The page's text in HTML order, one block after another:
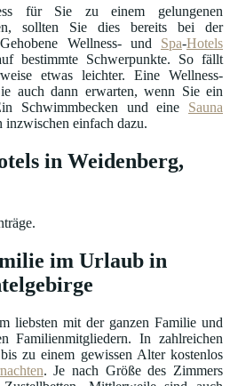
für Sie zu einem gelungenen
sollten Sie dies bereits bei der
Wellness- und Spa-Hotels
bestimmte Schwerpunkte. So fällt
etwas leichter. Eine Wellness-
auch dann erwarten, wenn Sie ein
Schwimmbecken und eine Sauna
inzwischen einfach dazu.
in Weidenberg,
im Urlaub in
liebsten mit der ganzen Familie und
Familienmitgliedern. In zahlreichen
zu einem gewissen Alter kostenlos
. Je nach Größe des Zimmers